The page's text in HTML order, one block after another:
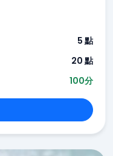
5 點
20 點
100分